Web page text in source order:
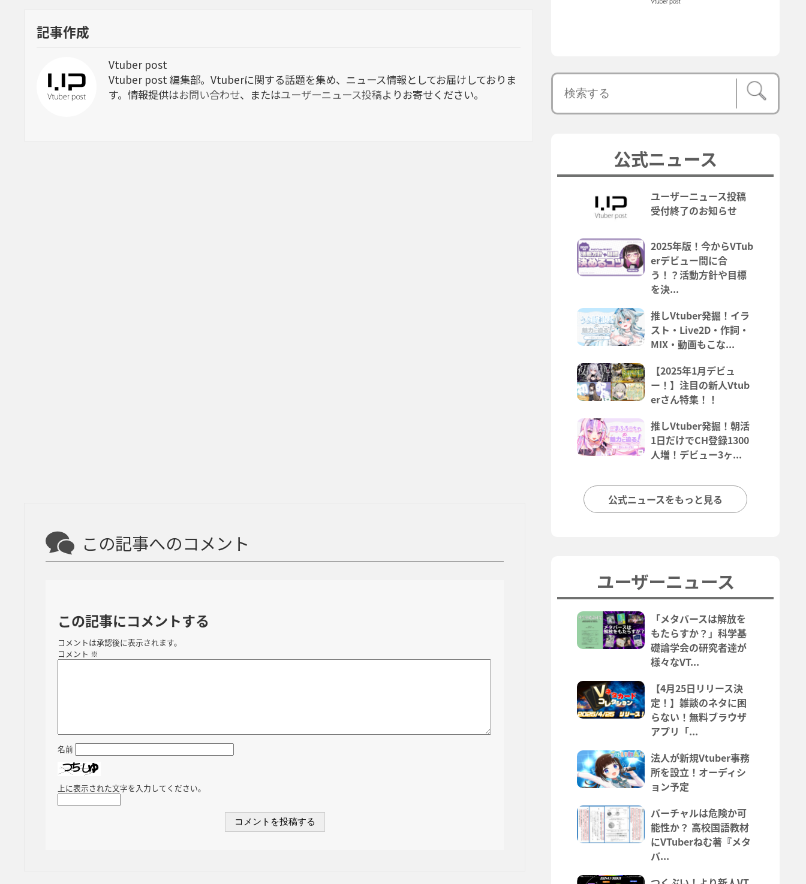
記事作成
Vtuber post
Vtuber post 編集部。Vtuberに関する話題を集め、ニュース情報としてお届けしておりま
す。情報提供はお問い合わせ、またはユーザーニュース投稿よりお寄せください。
この記事へのコメント
この記事にコメントする
コメントは承認後に表示されます。
コメント ※
名前
上に表示された文字を入力してください。
公式ニュース
ユーザーニュース投稿
受付終了のお知らせ
2025年版！今からVTub
erデビュー間に合
う！？活動方針や目標
を決...
推しVtuber発掘！イラ
スト・Live2D・作詞・
MIX・動画もこな...
【2025年1月デビュ
ー！】注目の新人Vtub
erさん特集！！
推しVtuber発掘！朝活
1日だけでCH登録1300
人増！デビュー3ヶ...
公式ニュースをもっと見る
ユーザーニュース
「メタバースは解放を
もたらすか？」科学基
礎論学会の研究者達が
様々なVT...
【4月25日リリース決
定！】雑談のネタに困
らない！無料ブラウザ
アプリ「...
法人が新規Vtuber事務
所を設立！オーディシ
ョン予定
バーチャルは危険か可
能性か？ 高校国語教材
にVTuberねむ著『メタ
バ...